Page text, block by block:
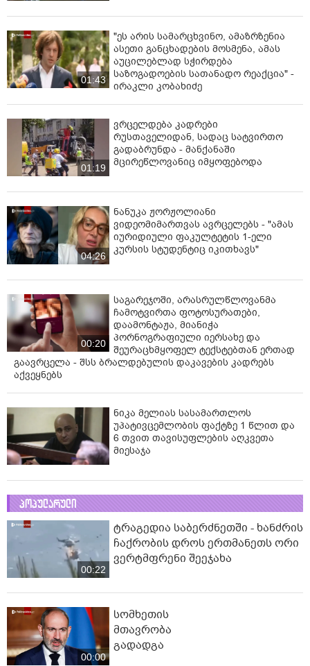
01:43
"ეს არის სამარცხვინო, ამაზრზენია
ასეთი განცხადების მოსმენა, ამას
აუცილებლად სჭირდება
საზოგადოების სათანადო რეაქცია" -
ირაკლი კობახიძე
01:19
ვრცელდება კადრები
რუსთაველიდან, სადაც სატვირთო
გადაბრუნდა - მანქანაში
მცირეწლოვანიც იმყოფებოდა
04:26
ნანუკა ჟორჟოლიანი
ვიდეომიმართვას ავრცელებს - "ამას
იურიდიული ფაკულტეტის 1-ელი
კურსის სტუდენტიც იკითხავს"
00:20
საგარეჯოში, არასრულწლოვანმა
ჩამოტვირთა ფოტოსურათები,
დაამონტაჟა, მიანიჭა
პორნოგრაფიული იერსახე და
შეურაცხმყოფელ ტექსტებთან ერთად
გაავრცელა - შსს ბრალდებულის დაკავების კადრებს
აქვეყნებს
ნიკა მელიას სასამართლოს
უპატივცემლობის ფაქტზე 1 წლით და
6 თვით თავისუფლების აღკვეთა
მიესაჯა
პოპულარული
00:22
ტრაგედია საბერძნეთში - ხანძრის
ჩაქრობის დროს ერთმანეთს ორი
ვერტმფრენი შეეჯახა
00:00
სომხეთის
მთავრობა
გადადგა